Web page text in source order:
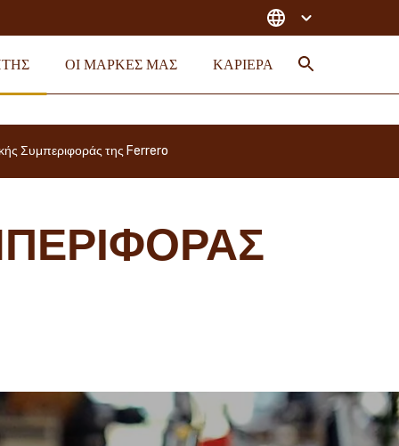
ΟΙ ΜΑΡΚΕΣ ΜΑΣ ΚΑΡΙΈΡΑ
Συμπεριφοράς της Ferrero